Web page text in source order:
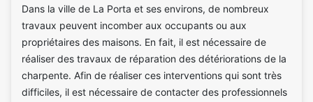
Dans la ville de La Porta et ses environs, de nombreux
travaux peuvent incomber aux occupants ou aux
propriétaires des maisons. En fait, il est nécessaire de
réaliser des travaux de réparation des détériorations de la
charpente. Afin de réaliser ces interventions qui sont très
difficiles, il est nécessaire de contacter des professionnels